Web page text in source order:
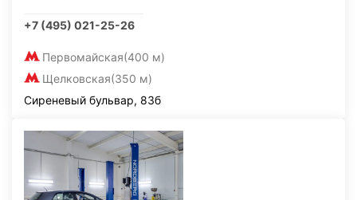
+7 (495) 021-25-26
Первомайская(400 м)
Щелковская(350 м)
Сиреневый бульвар, 83б